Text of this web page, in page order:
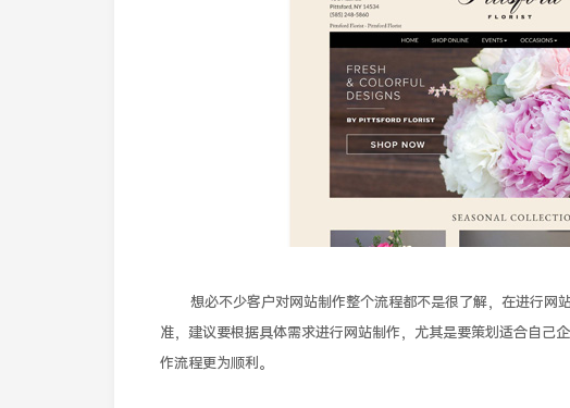
想必不少客户对网站制作整个流程都不是很了解，在进行网
准，建议要根据具体需求进行网站制作，尤其是要策划适合自己
作流程更为顺利。